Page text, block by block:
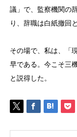
議」で、監察機関の
り、辞職は白紙撤回
その場で、私は、「
早である。今こそ三
と説得した。